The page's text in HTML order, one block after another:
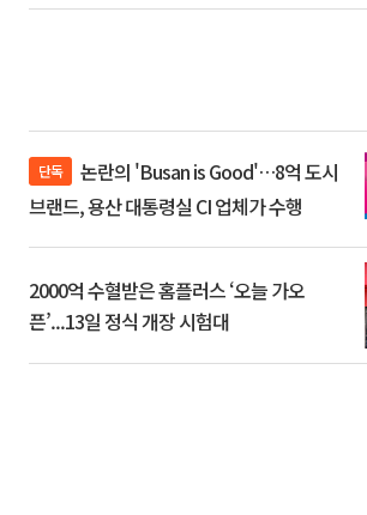
단독
브랜드, 용산 대통령실 CI 업체가 수행
2000억 수혈받은 홈플러스 ‘오늘 가오
픈’...13일 정식 개장 시험대